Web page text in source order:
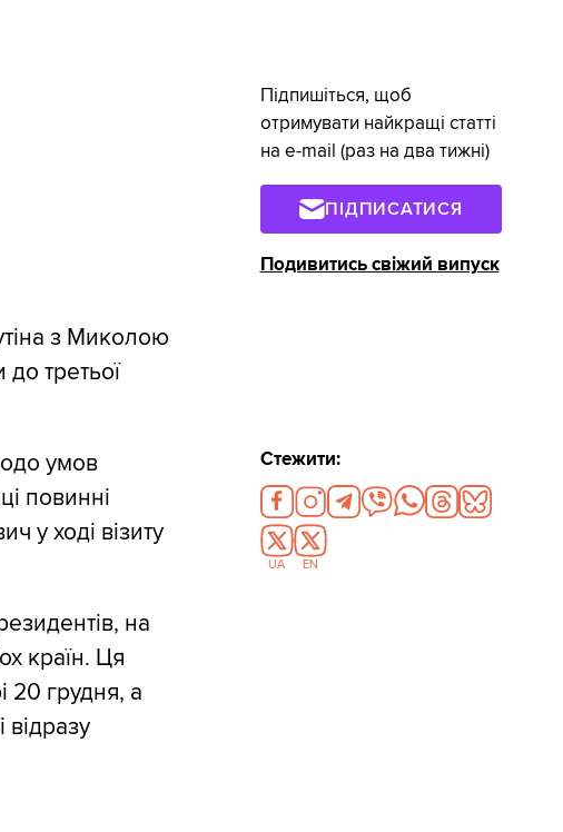
з Миколою
третьої
умов
повинні
у ході візиту
на
країн. Ця
20 грудня, а
Підпишіться, щоб
отримувати найкращі статті
на e-mail (раз на два тижні)
ПІДПИСАТИСЯ
Подивитись свіжий випуск
Стежити:
UA EN